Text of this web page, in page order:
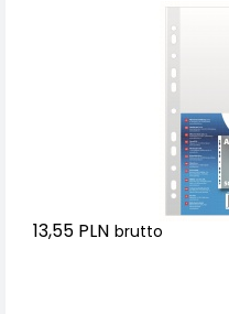
13,55 PLN brutto